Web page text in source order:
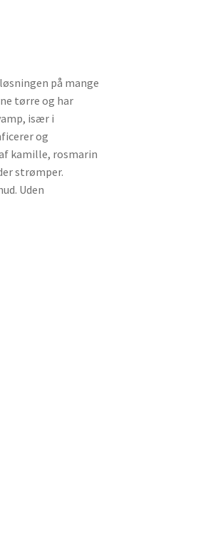
på mange
tørre og har
især i
og
kamille, rosmarin
strømper.
Uden